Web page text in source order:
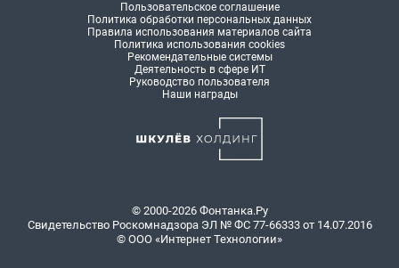
Пользовательское соглашение
Политика обработки персональных данных
Правила использования материалов сайта
Политика использования cookies
Рекомендательные системы
Деятельность в сфере ИТ
Руководство пользователя
Наши награды
© 2000-2026 Фонтанка.Ру
Свидетельство Роскомнадзора ЭЛ № ФС 77-66333 от 14.07.2016
© ООО «Интернет Технологии»